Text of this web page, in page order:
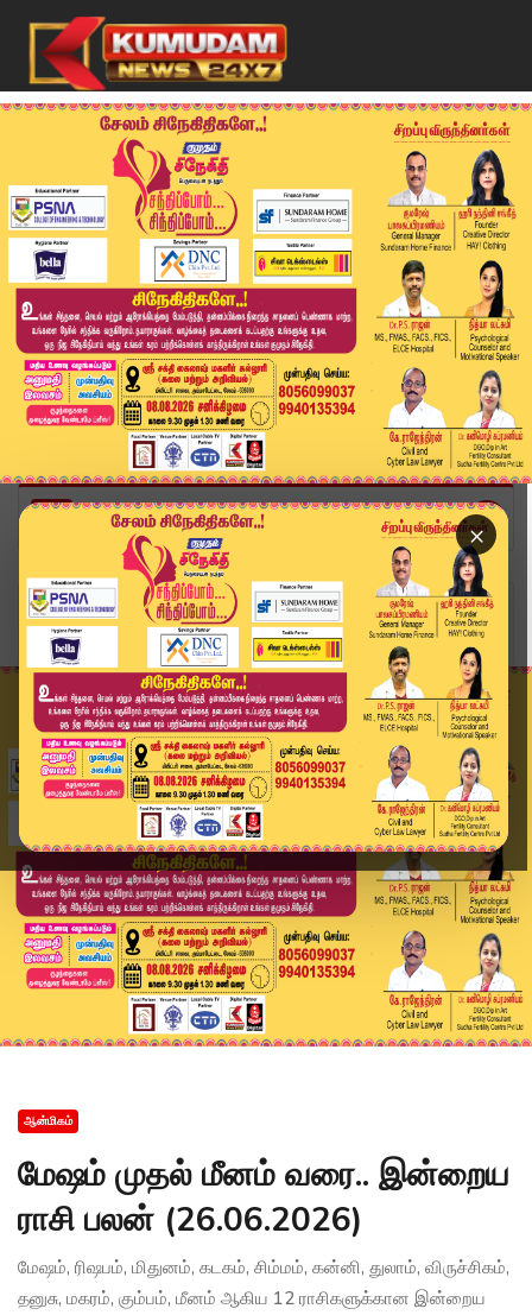
×
Home
ஆன்மிகம்
மேஷம் முதல் மீனம் வரை.. இன்றைய ராசி பலன் (26.06...
ஆன்மிகம்
மேஷம் முதல் மீனம் வரை.. இன்றைய
ராசி பலன் (26.06.2026)
மேஷம், ரிஷபம், மிதுனம், கடகம், சிம்மம், கன்னி, துலாம், விருச்சிகம்,
தனுசு, மகரம், கும்பம், மீனம் ஆகிய 12 ராசிகளுக்கான இன்றைய